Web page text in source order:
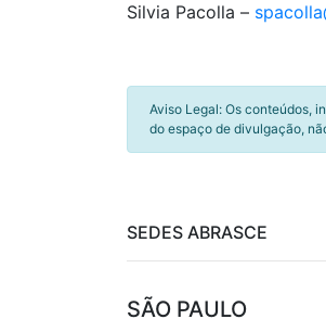
Silvia Pacolla –
Aviso Legal: Os conteúdos,
do espaço de divulgação,
SEDES ABRASCE
SÃO PAULO